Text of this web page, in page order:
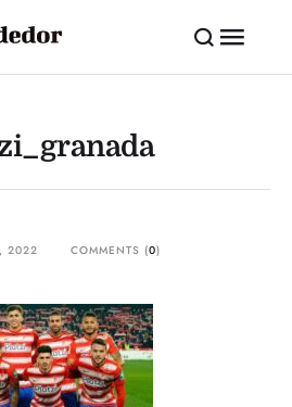
2022 COMMENTS (0)